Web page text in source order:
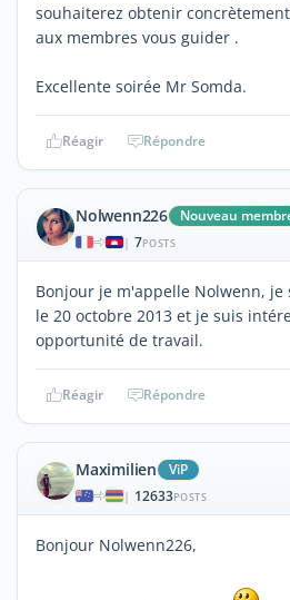
souhaiterez obtenir
aux membres vous guider .
Excellente soirée Mr Somda.
Réagir Répondre
Nolwenn226 Nouveau
| 7POSTS
Bonjour je m'appelle Nolwenn, je
le 20 octobre 2013 et je suis
opportunité de travail.
Réagir Répondre
Maximilien ViP
| 12633POSTS
Bonjour Nolwenn226,